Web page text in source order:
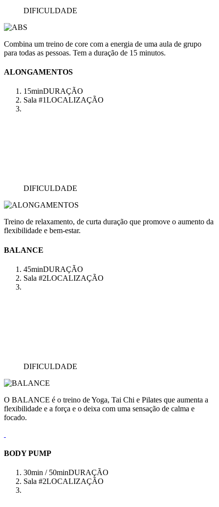
DIFICULDADE
Combina um treino de core com a energia de uma aula de grupo
para todas as pessoas. Tem a duração de 15 minutos.
ALONGAMENTOS
15minDURAÇÃO
Sala #1LOCALIZAÇÃO
DIFICULDADE
Treino de relaxamento, de curta duração que promove o aumento da
flexibilidade e bem-estar.
BALANCE
45minDURAÇÃO
Sala #2LOCALIZAÇÃO
DIFICULDADE
O BALANCE é o treino de Yoga, Tai Chi e Pilates que aumenta a
flexibilidade e a força e o deixa com uma sensação de calma e
focado.
BODY PUMP
30min / 50minDURAÇÃO
Sala #2LOCALIZAÇÃO